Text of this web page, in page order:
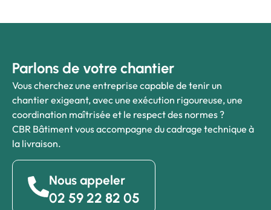
Parlons de votre chantier
Vous cherchez une entreprise capable de tenir un
chantier exigeant, avec une exécution rigoureuse, une
coordination maîtrisée et le respect des normes ?
CBR Bâtiment vous accompagne du cadrage technique à
la livraison.
Nous appeler
02 59 22 82 05